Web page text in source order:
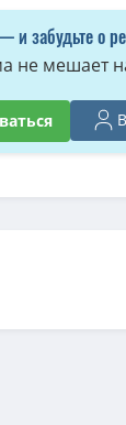
(Чукиат
и забудьте о
не мешает